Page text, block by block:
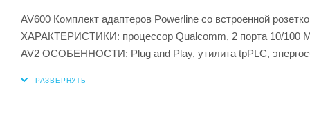
AV600 Комплект адаптеров Powerline со встроенной
ХАРАКТЕРИСТИКИ: процессор Qualcomm, 2 порта 10/100
AV2 ОСОБЕННОСТИ: Plug and Play, утилита tpPLC,